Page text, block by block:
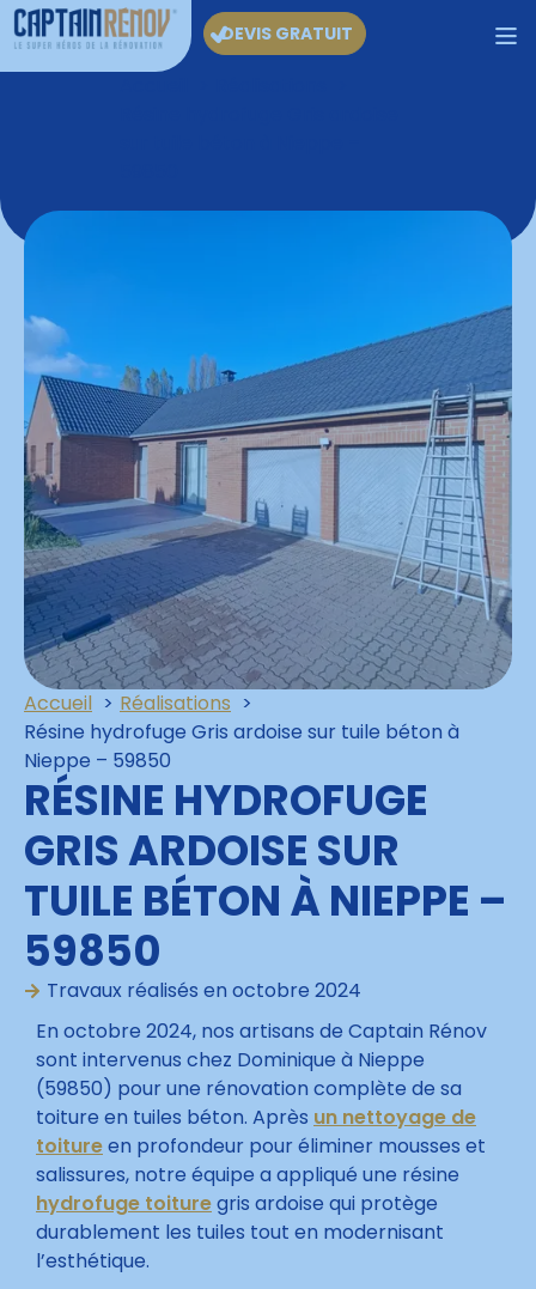
DEVIS GRATUIT
Accueil
Réalisations
Résine hydrofuge Gris ardoise sur tuile béton à
Nieppe – 59850
RÉSINE HYDROFUGE
GRIS ARDOISE SUR
TUILE BÉTON À NIEPPE –
59850
Travaux réalisés en octobre 2024
En octobre 2024, nos artisans de Captain Rénov
sont intervenus chez Dominique à Nieppe
(59850) pour une rénovation complète de sa
toiture en tuiles béton. Après un nettoyage de
toitureen profondeur pour éliminer mousses et
salissures, notre équipe a appliqué une résine
hydrofuge toituregris ardoise qui protège
durablement les tuiles tout en modernisant
l’esthétique.